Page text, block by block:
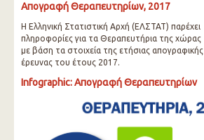
Απογραφή Θεραπευτηρίων, 2017
Η Ελληνική Στατιστική Αρχή (ΕΛΣΤΑΤ) παρέχει
πληροφορίες για τα Θεραπευτήρια της χώρας
με βάση τα στοιχεία της ετήσιας απογραφικής
έρευνας του έτους 2017.
Infographic: Απογραφή Θεραπευτηρίων